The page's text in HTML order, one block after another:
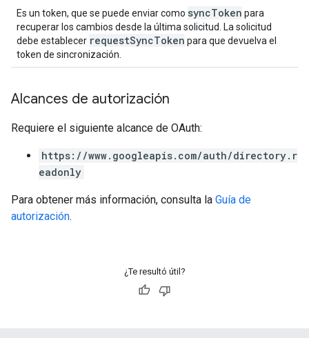
Es un token, que se puede enviar como syncToken para
recuperar los cambios desde la última solicitud. La solicitud
debe establecer requestSyncToken para que devuelva el
token de sincronización.
Alcances de autorización
Requiere el siguiente alcance de OAuth:
https://www.googleapis.com/auth/directory.r
eadonly
Para obtener más información, consulta la Guía de
autorización.
¿Te resultó útil?